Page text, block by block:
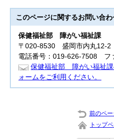
このページに関するお問い合わ
保健福祉部
障がい福祉課
〒020-8530 盛岡市内丸12-
電話番号：019-626-7508 フ
保健福祉部 障がい福祉課
ォームをご利用ください。
前のペ
トップ